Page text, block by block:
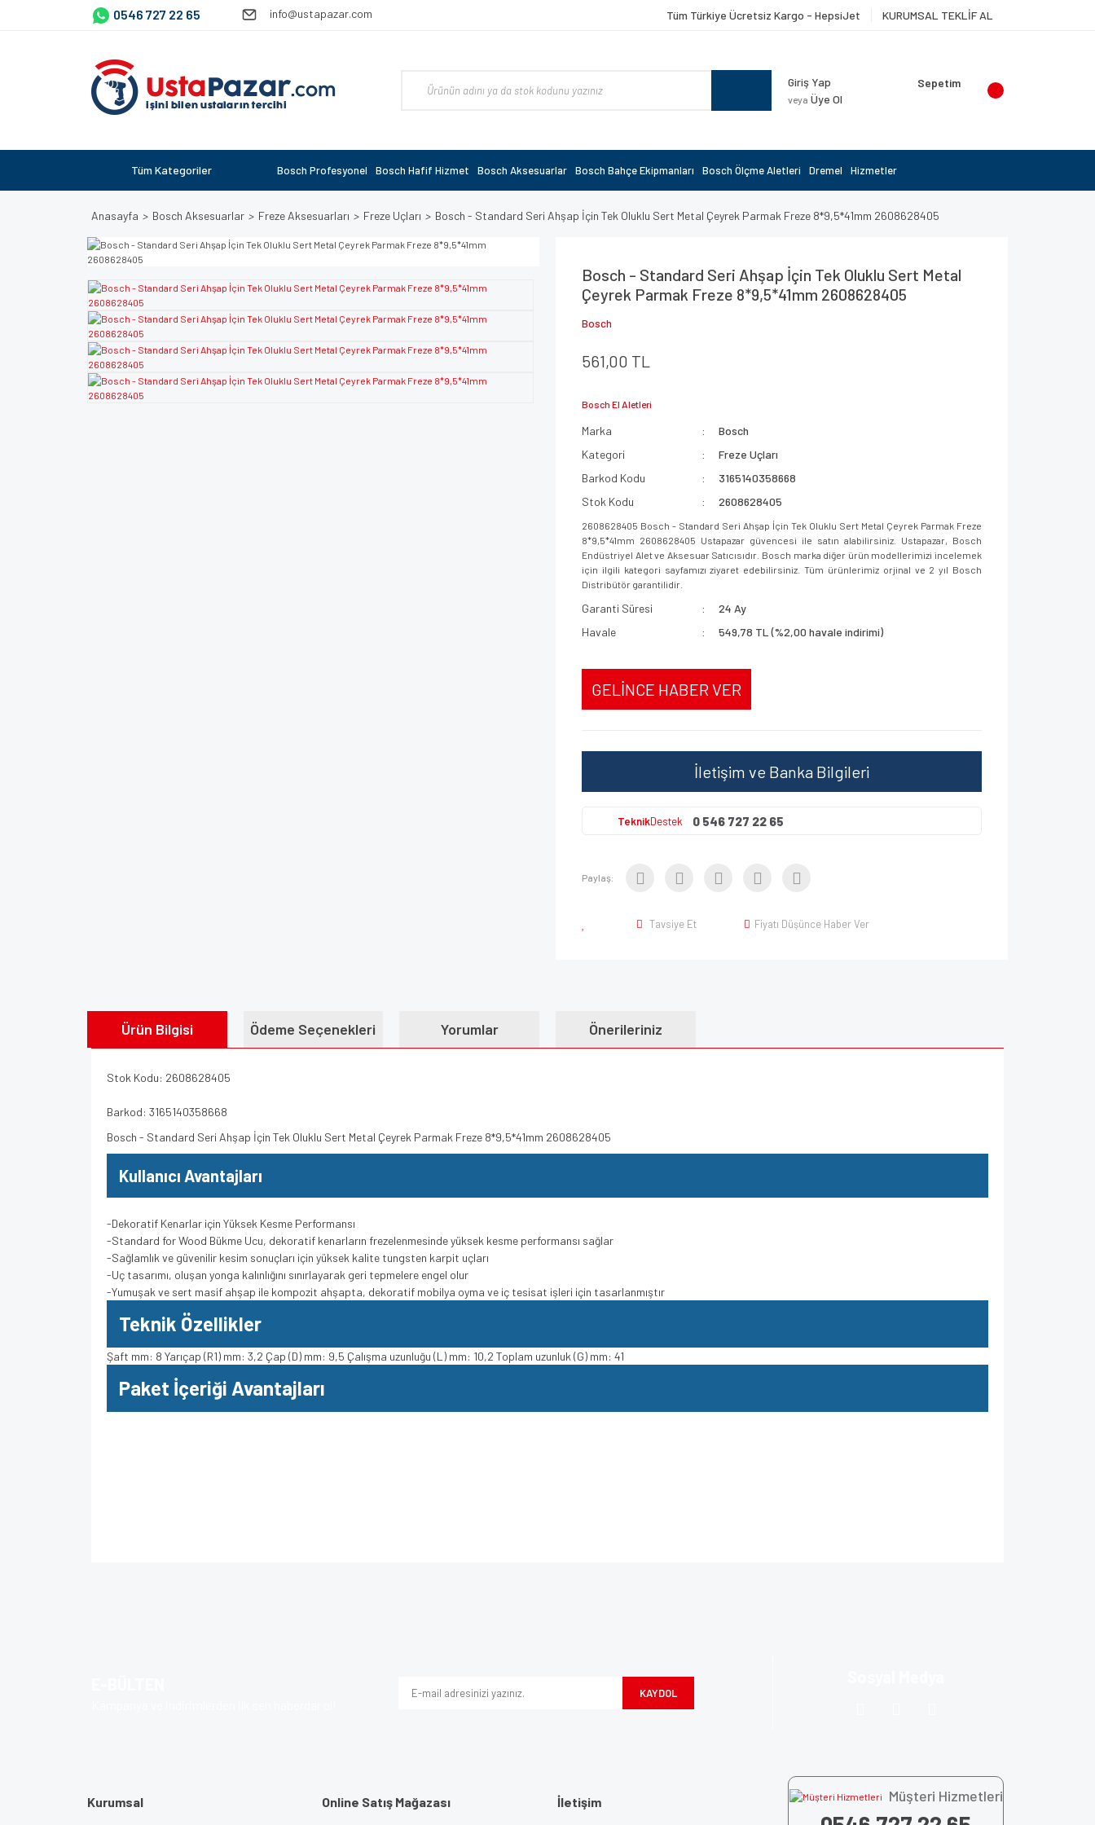
0546 727 22 65 info@ustapazar.com Tüm Türkiye Ücretsiz Kargo - HepsiJet KURUMSAL TEKLİF AL
Giriş Yap
veya Üye Ol
Sepetim
Tüm Kategoriler Bosch Profesyonel Bosch Hafif Hizmet Bosch Aksesuarlar Bosch Bahçe Ekipmanları Bosch Ölçme Aletleri Dremel Hizmetler
Anasayfa Bosch Aksesuarlar Freze Aksesuarları Freze Uçları Bosch - Standard Seri Ahşap İçin Tek Oluklu Sert Metal Çeyrek Parmak Freze 8*9,5*41mm 2608628405
Bosch - Standard Seri Ahşap İçin Tek Oluklu Sert Metal
Çeyrek Parmak Freze 8*9,5*41mm 2608628405
Bosch
561,00 TL
Bosch El Aletleri
Marka
Bosch
Kategori
Freze Uçları
Barkod Kodu
3165140358668
Stok Kodu
2608628405
2608628405 Bosch - Standard Seri Ahşap İçin Tek Oluklu Sert Metal Çeyrek Parmak Freze
8*9,5*41mm 2608628405 Ustapazar güvencesi ile satın alabilirsiniz. Ustapazar, Bosch
Endüstriyel Alet ve Aksesuar Satıcısıdır. Bosch marka diğer ürün modellerimizi incelemek
için ilgili kategori sayfamızı ziyaret edebilirsiniz. Tüm ürünlerimiz orjinal ve 2 yıl Bosch
Distribütör garantilidir.
Garanti Süresi
24 Ay
Havale
549,78 TL (%2,00 havale indirimi)
GELİNCE HABER VER
İletişim ve Banka Bilgileri
TeknikDestek 0 546 727 22 65
Paylaş:
Tavsiye Et Fiyatı Düşünce Haber Ver
Ürün Bilgisi Ödeme Seçenekleri Yorumlar Önerileriniz
Stok Kodu: 2608628405
Barkod: 3165140358668
Bosch - Standard Seri Ahşap İçin Tek Oluklu Sert Metal Çeyrek Parmak Freze 8*9,5*41mm 2608628405
Kullanıcı Avantajları
-Dekoratif Kenarlar için Yüksek Kesme Performansı
-Standard for Wood Bükme Ucu, dekoratif kenarların frezelenmesinde yüksek kesme performansı sağlar
-Sağlamlık ve güvenilir kesim sonuçları için yüksek kalite tungsten karpit uçları
-Uç tasarımı, oluşan yonga kalınlığını sınırlayarak geri tepmelere engel olur
-Yumuşak ve sert masif ahşap ile kompozit ahşapta, dekoratif mobilya oyma ve iç tesisat işleri için tasarlanmıştır
Teknik Özellikler
Şaft mm: 8 Yarıçap (R1) mm: 3,2 Çap (D) mm: 9,5 Çalışma uzunluğu (L) mm: 10,2 Toplam uzunluk (G) mm: 41
Paket İçeriği Avantajları
KAYDOL
Kurumsal Online Satış Mağazası İletişim Müşteri Hizmetleri